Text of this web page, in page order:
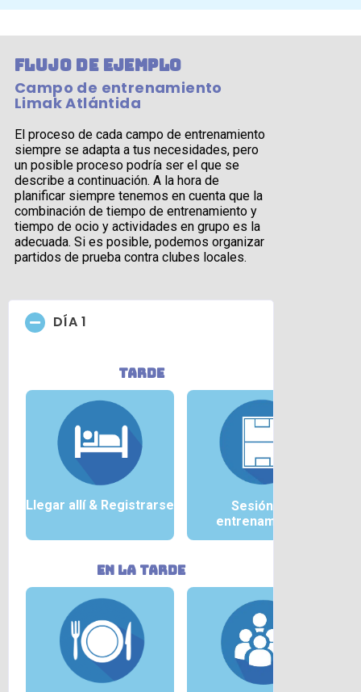
Flujo de ejemplo
Campo de entrenamiento
Limak Atlántida
El proceso de cada campo de entrenamiento
siempre se adapta a tus necesidades, pero
un posible proceso podría ser el que se
describe a continuación. A la hora de
planificar siempre tenemos en cuenta que la
combinación de tiempo de entrenamiento y
tiempo de ocio y actividades en grupo es la
adecuada. Si es posible, podemos organizar
partidos de prueba contra clubes locales.
DÍA 1
tarde
Llegar allí & Registrarse
Sesión de
entrenamiento
En la tarde